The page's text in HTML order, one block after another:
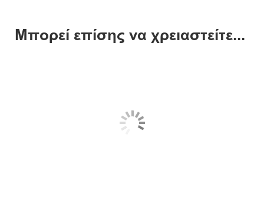
Μπορεί επίσης να χρειαστείτε...